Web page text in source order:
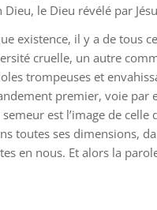
le Dieu révélé par
existence, il y a de tous
cruelle, un autre
trompeuses et
premier, voie par
est l’image de celle
toutes ses dimensions,
en nous. Et alors la